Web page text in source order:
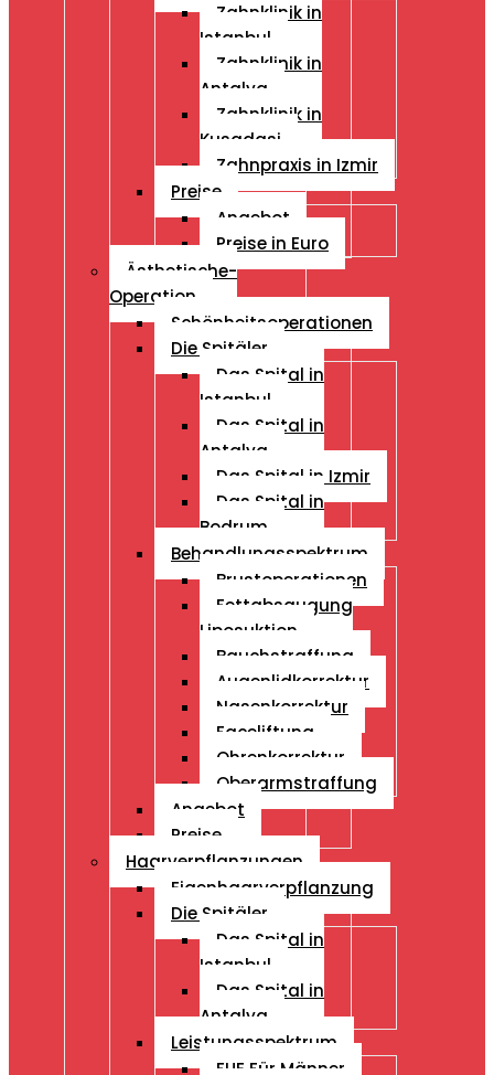
Zahnklinik in
Istanbul
Zahnklinik in
Antalya
Zahnklinik in
Kusadasi
Zahnpraxis in Izmir
Preise
Angebot
Preise in Euro
Ästhetische-
Operation
Schönheitsoperationen
Die Spitäler
Das Spital in
Istanbul
Das Spital in
Antalya
Das Spital in Izmir
Das Spital in
Bodrum
Behandlungsspektrum
Brustoperationen
Fettabsaugung
Liposuktion
Bauchstraffung
Augenlidkorrektur
Nasenkorrektur
Faceliftung
Ohrenkorrektur
Oberarmstraffung
Angebot
Preise
Haarverpflanzungen
Eigenhaarverpflanzung
Die Spitäler
Das Spital in
Istanbul
Das Spital in
Antalya
Leistungsspektrum
FUE Für Männer